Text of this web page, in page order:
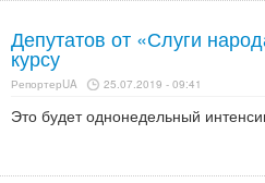
Депутатов от «Слуги
курсу
РепортерUA 25.07.2019 - 09:41
Это будет однонедельный